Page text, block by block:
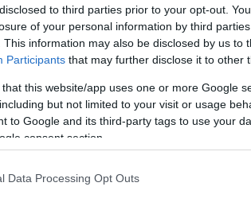
to third parties prior to your opt-out.
of your personal information by third
This information may also be disclosed by us to
Participants that may further disclose it to other
that this website/app uses one or more Google
but not limited to your visit or usage
to Google and its third-party tags to use your
consent section.
Data Processing Opt Outs